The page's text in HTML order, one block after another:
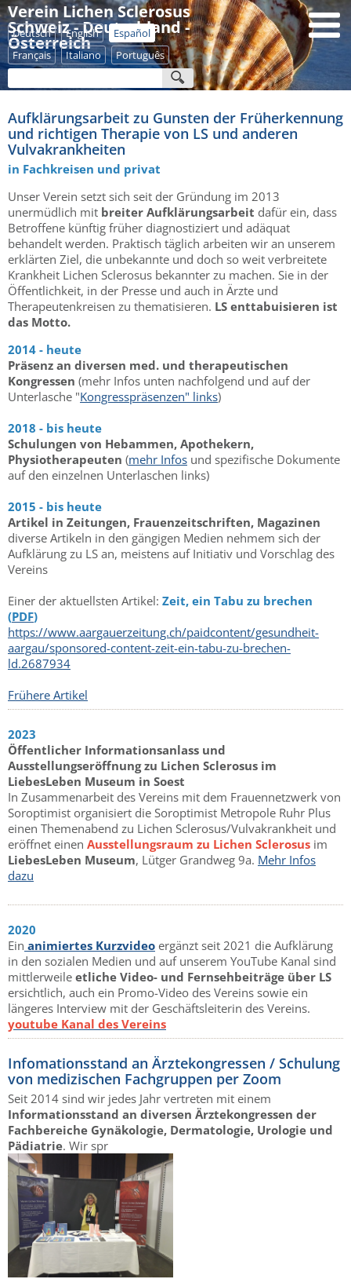
Verein Lichen Sclerosus
Schweiz - Deutschland -
Österreich
Deutsch English
Español
Français
Italiano Português
Aufklärungsarbeit zu Gunsten der Früherkennung
und richtigen Therapie von LS und anderen
Vulvakrankheiten
in Fachkreisen und privat
Unser Verein setzt sich seit der Gründung im 2013
unermüdlich mit breiter Aufklärungsarbeit dafür ein, dass
Betroffene künftig früher diagnostiziert und adäquat
behandelt werden. Praktisch täglich arbeiten wir an unserem
erklärten Ziel, die unbekannte und doch so weit verbreitete
Krankheit Lichen Sclerosus bekannter zu machen. Sie in der
Öffentlichkeit, in der Presse und auch in Ärzte und
Therapeutenkreisen zu thematisieren. LS enttabuisieren ist
das Motto.
2014 - heute
Präsenz an diversen med. und therapeutischen
Kongressen (mehr Infos unten nachfolgend und auf der
Unterlasche "Kongresspräsenzen" links)
2018 - bis heute
Schulungen von Hebammen, Apothekern,
Physiotherapeuten (mehr Infos und spezifische Dokumente
auf den einzelnen Unterlaschen links)
2015 - bis heute
Artikel in Zeitungen, Frauenzeitschriften, Magazinen
diverse Artikeln in den gängigen Medien nehmem sich der
Aufklärung zu LS an, meistens auf Initiativ und Vorschlag des
Vereins
Einer der aktuellsten Artikel: Zeit, ein Tabu zu brechen
(PDF)
https://www.aargauerzeitung.ch/paidcontent/gesundheit-
aargau/sponsored-content-zeit-ein-tabu-zu-brechen-
ld.2687934
Frühere Artikel
2023
Öffentlicher Informationsanlass und
Ausstellungseröffnung zu Lichen Sclerosus im
LiebesLeben Museum in Soest
In Zusammenarbeit des Vereins mit dem Frauennetzwerk von
Soroptimist organisiert die Soroptimist Metropole Ruhr Plus
einen Themenabend zu Lichen Sclerosus/Vulvakrankheit und
eröffnet einen Ausstellungsraum zu Lichen Sclerosus im
LiebesLeben Museum, Lütger Grandweg 9a. Mehr Infos
dazu
2020
Ein animiertes Kurzvideo ergänzt seit 2021 die Aufklärung
in den sozialen Medien und auf unserem YouTube Kanal sind
mittlerweile etliche Video- und Fernsehbeiträge über LS
ersichtlich, auch ein Promo-Video des Vereins sowie ein
längeres Interview mit der Geschäftsleiterin des Vereins.
youtube Kanal des Vereins
Infomationsstand an Ärztekongressen / Schulung
von medizischen Fachgruppen per Zoom
Seit 2014 sind wir jedes Jahr vertreten mit einem
Informationsstand an diversen Ärztekongressen der
Fachbereiche Gynäkologie, Dermatologie, Urologie und
Pädiatrie. Wir spr